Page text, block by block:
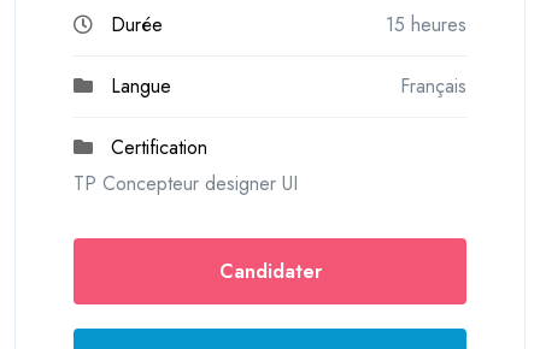
Durée 15 heures
Langue Français
Certification
TP Concepteur designer UI
Candidater